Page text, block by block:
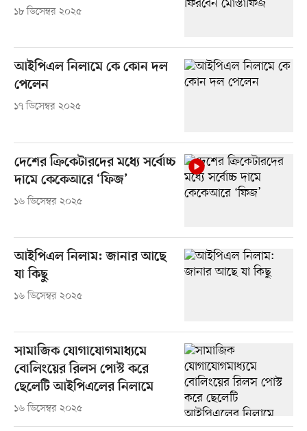
১৮ ডিসেম্বর ২০২৫
আইপিএল নিলামে কে কোন দল
পেলেন
১৭ ডিসেম্বর ২০২৫
দেশের ক্রিকেটারদের মধ্যে সর্বোচ্চ
দামে কেকেআরে ‘ফিজ’
১৬ ডিসেম্বর ২০২৫
আইপিএল নিলাম: জানার আছে
যা কিছু
১৬ ডিসেম্বর ২০২৫
সামাজিক যোগাযোগমাধ্যমে
বোলিংয়ের রিলস পোস্ট করে
ছেলেটি আইপিএলের নিলামে
১৬ ডিসেম্বর ২০২৫